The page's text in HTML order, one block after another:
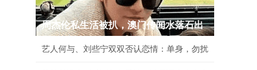
周杰伦私生活被扒，澳门传闻水落石出
艺人何与、刘些宁双双否认恋情：单身，勿扰